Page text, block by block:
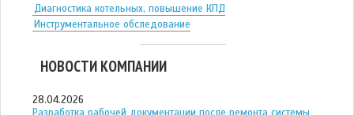
Диагностика котельных, повышение КПД
Инструментальное обследование
НОВОСТИ КОМПАНИИ
28.04.2026